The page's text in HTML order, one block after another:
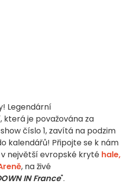
Legendární
která je považována za
show číslo 1, zavítá na podzim
kalendářů! Připojte se k nám
v největší evropské kryté hale,
, na živé
IN France".